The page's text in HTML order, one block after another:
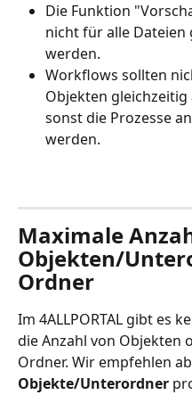
Die Funktion
nicht für alle Dateien
werden.
Workflows sollten
Objekten
sonst die Prozesse
werden.
Maximale
Objekten/
Ordner
Im 4ALLPORTAL gibt es
die Anzahl von Objekten
Ordner. Wir empfehlen
Objekte/Unterordner